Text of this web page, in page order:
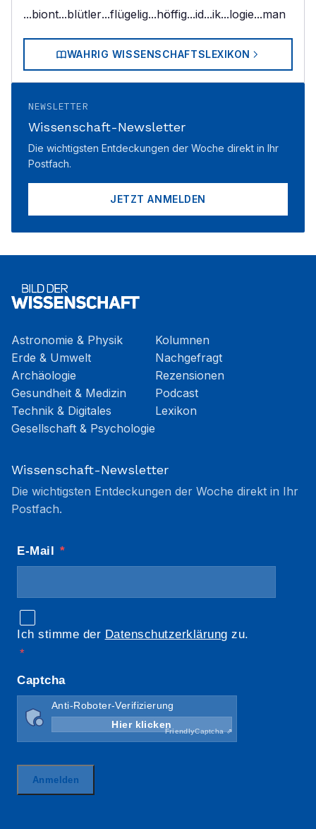
...biont...blütler...flügelig...höffig...id...ik...logie...man
WAHRIG WISSENSCHAFTSLEXIKON
NEWSLETTER
Wissenschaft-Newsletter
Die wichtigsten Entdeckungen der Woche direkt in Ihr
Postfach.
JETZT ANMELDEN
Astronomie & Physik
Erde & Umwelt
Archäologie
Gesundheit & Medizin
Technik & Digitales
Gesellschaft & Psychologie
Kolumnen
Nachgefragt
Rezensionen
Podcast
Lexikon
Wissenschaft-Newsletter
Die wichtigsten Entdeckungen der Woche direkt in Ihr
Postfach.